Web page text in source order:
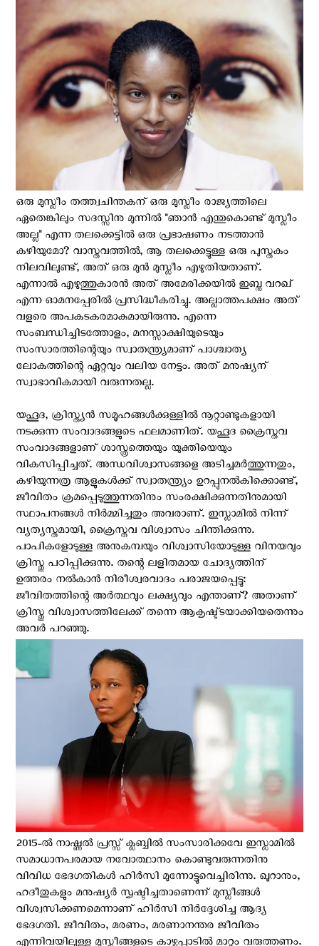
ഒരു മുസ്ലീം തത്ത്വചിന്തകന് ഒരു മുസ്ലീം രാജ്യത്തിലെ
ഏതെങ്കിലും സദസ്സിനു മുന്നിൽ "ഞാൻ എന്തുകൊണ്ട് മുസ്ലീം
അല്ല" എന്ന തലക്കെട്ടിൽ ഒരു പ്രഭാഷണം നടത്താൻ
കഴിയുമോ? വാസ്തവത്തിൽ, ആ തലക്കെട്ടുള്ള ഒരു പുസ്തകം
നിലവിലുണ്ട്, അത് ഒരു മുൻ മുസ്ലീം എഴുതിയതാണ്.
എന്നാൽ എഴുത്തുകാരൻ അത് അമേരിക്കയിൽ ഇബ്നു വറഖ്
എന്ന ഓമനപ്പേരിൽ പ്രസിദ്ധീകരിച്ചു. അല്ലാത്തപക്ഷം അത്
വളരെ അപകടകരമാകുമായിരുന്നു. എന്നെ
സംബന്ധിച്ചിടത്തോളം, മനസ്സാക്ഷിയുടെയും
സംസാരത്തിന്റെയും സ്വാതന്ത്ര്യമാണ് പാശ്ചാത്യ
ലോകത്തിന്റെ ഏറ്റവും വലിയ നേട്ടം. അത് മനുഷ്യന്
സ്വാഭാവികമായി വരുന്നതല്ല.
യഹൂദ, ക്രിസ്ത്യൻ സമൂഹങ്ങൾക്കുള്ളിൽ നൂറ്റാണ്ടുകളായി
നടക്കുന്ന സംവാദങ്ങളുടെ ഫലമാണിത്. യഹൂദ ക്രൈസ്തവ
സംവാദങ്ങളാണ് ശാസ്ത്രത്തെയും യുക്തിയെയും
വികസിപ്പിച്ചത്. അന്ധവിശ്വാസങ്ങളെ അടിച്ചമർത്തുന്നതും,
കഴിയുന്നത്ര ആളുകൾക്ക് സ്വാതന്ത്ര്യം ഉറപ്പുനൽകിക്കൊണ്ട്,
ജീവിതം ക്രമപ്പെടുത്തുന്നതിനും സംരക്ഷിക്കുന്നതിനുമായി
സ്ഥാപനങ്ങൾ നിർമ്മിച്ചതും അവരാണ്. ഇസ്ലാമിൽ നിന്ന്
വ്യത്യസ്തമായി, ക്രൈസ്തവ വിശ്വാസം ചിന്തിക്കുന്നു.
പാപികളോടുള്ള അനുകമ്പയും വിശ്വാസിയോടുള്ള വിനയവും
ക്രിസ്തു പഠിപ്പിക്കുന്നു. തന്റെ ലളിതമായ ചോദ്യത്തിന്
ഉത്തരം നൽകാൻ നിരീശ്വരവാദം പരാജയപ്പെട്ടു:
ജീവിതത്തിന്റെ അർത്ഥവും ലക്ഷ്യവും എന്താണ്? അതാണ്
ക്രിസ്തു വിശ്വാസത്തിലേക്ക് തന്നെ ആകൃഷ്ട്ടയാക്കിയതെന്നും
അവര്‍ പറഞ്ഞു.
2015-ല്‍ നാഷ്ണല്‍ പ്രസ്സ് ക്ലബ്ബില്‍ സംസാരിക്കവേ ഇസ്ലാമില്‍
സമാധാനപരമായ നവോത്ഥാനം കൊണ്ടുവരുന്നതിനു
വിവിധ ഭേദഗതികള്‍ ഹിര്‍സി മുന്നോട്ടുവെച്ചിരിന്നു. ഖുറാനും,
ഹദീതുകളും മനുഷ്യര്‍ സൃഷ്ടിച്ചതാണെന്ന് മുസ്ലീങ്ങള്‍
വിശ്വസിക്കണമെന്നാണ് ഹിര്‍സി നിര്‍ദ്ദേശിച്ച ആദ്യ
ഭേദഗതി. ജീവിതം, മരണം, മരണാനന്തര ജീവിതം